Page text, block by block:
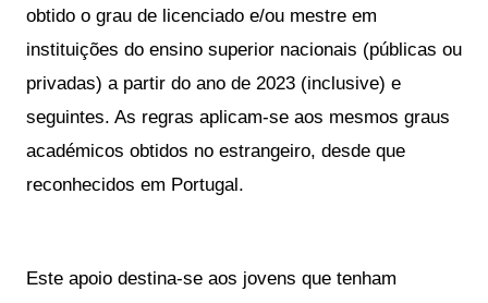
obtido o grau de licenciado e/ou mestre em
instituições do ensino superior nacionais (públicas ou
privadas) a partir do ano de 2023 (inclusive) e
seguintes. As regras aplicam-se aos mesmos graus
académicos obtidos no estrangeiro, desde que
reconhecidos em Portugal.
Este apoio destina-se aos jovens que tenham